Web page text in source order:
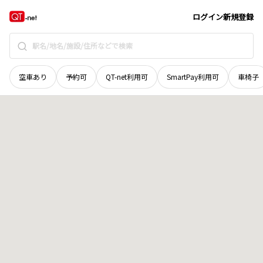
ログイン新規登録
空車あり 予約可 QT-net利用可 SmartPay利用可 車椅子
茨城県